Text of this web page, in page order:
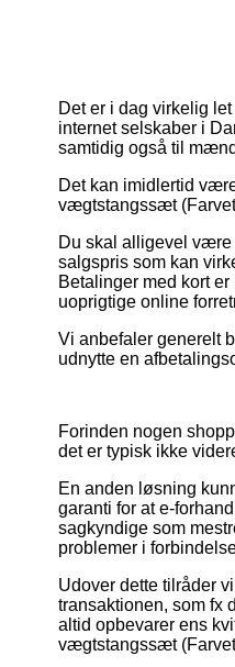
Det er i dag virkelig
internet selskaber i
samtidig også til
Det kan imidlertid
vægtstangssæt
Du skal alligevel være
salgspris som kan
Betalinger med kort
uoprigtige online
Vi anbefaler generelt
udnytte en
Forinden nogen
det er typisk ikke
En anden løsning
garanti for at e-
sagkyndige som
problemer i
Udover dette tilråder
transaktionen, som fx
altid opbevarer ens
vægtstangssæt